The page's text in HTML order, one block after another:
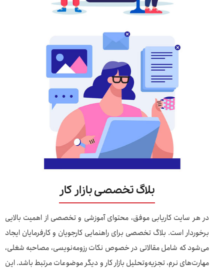
بلاگ تخصصی بازار کار
در هر سایت کاریابی موفق، محتوای آموزشی و تخصصی از اهمیت بالایی
برخوردار است. بلاگ تخصصی برای راهنمایی کارجویان و کارفرمایان ایجاد
می‌شود که شامل مقالاتی در خصوص نکات رزومه‌نویسی، مصاحبه شغلی،
مهارت‌های نرم، تجزیه‌وتحلیل بازار کار و دیگر موضوعات مرتبط باشد. این